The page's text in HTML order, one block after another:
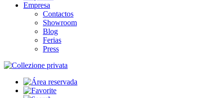
Empresa
Contactos
Showroom
Blog
Ferias
Press